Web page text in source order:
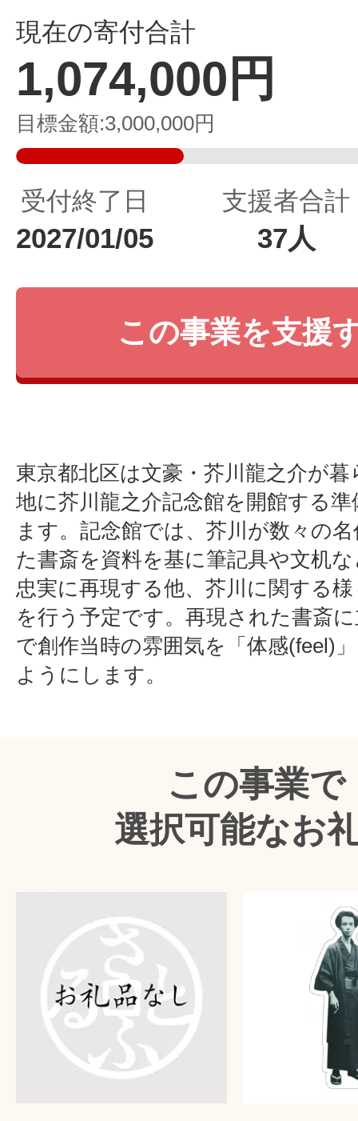
現在の寄付合計
1,074,000円
目標金額 3,000,000円
支援者合計
37人
受付終了日
2027/01/05
この事業を支援
東京都北区は文豪・芥川龍之介が
地に芥川龍之介記念館を開館する
ます。記念館では、芥川が数々の
た書斎を資料を基に筆記具や文机
忠実に再現する他、芥川に関する
を行う予定です。再現された書斎
で創作当時の雰囲気を「体感(feel)
ようにします。
この事業で
選択可能なお